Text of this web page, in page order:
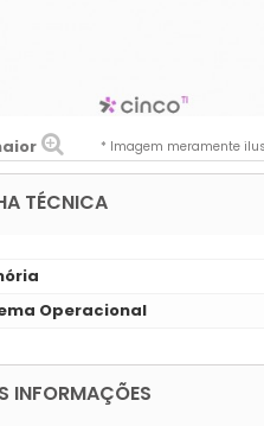
* Imagem meramente
TÉCNICA
Operacional
INFORMAÇÕES